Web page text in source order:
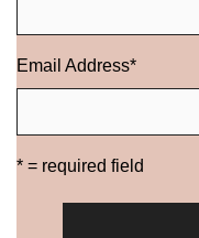
Email Address*
* = required field